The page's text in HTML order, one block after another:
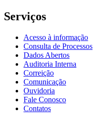
Serviços
Acesso à informação
Consulta de Processos
Dados Abertos
Auditoria Interna
Correição
Comunicação
Ouvidoria
Fale Conosco
Contatos